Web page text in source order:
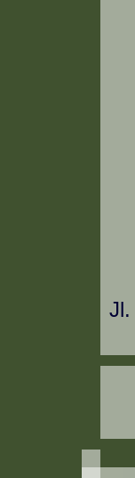
Jl.